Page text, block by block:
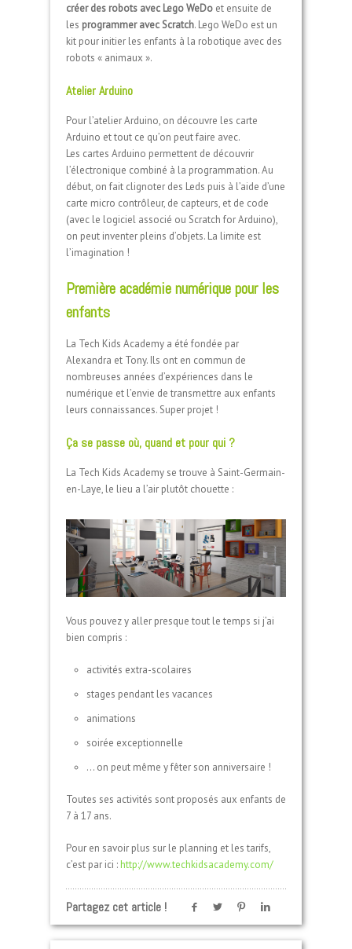
créer des robots avec Lego WeDo et ensuite de
les programmer avec Scratch. Lego WeDo est un
kit pour initier les enfants à la robotique avec des
robots « animaux ».
Atelier Arduino
Pour l’atelier Arduino, on découvre les carte
Arduino et tout ce qu’on peut faire avec.
Les cartes Arduino permettent de découvrir
l’électronique combiné à la programmation. Au
début, on fait clignoter des Leds puis à l’aide d’une
carte micro contrôleur, de capteurs, et de code
(avec le logiciel associé ou Scratch for Arduino),
on peut inventer pleins d’objets. La limite est
l’imagination !
Première académie numérique pour les
enfants
La Tech Kids Academy a été fondée par
Alexandra et Tony. Ils ont en commun de
nombreuses années d’expériences dans le
numérique et l’envie de transmettre aux enfants
leurs connaissances. Super projet !
Ça se passe où, quand et pour qui ?
La Tech Kids Academy se trouve à Saint-Germain-
en-Laye, le lieu a l’air plutôt chouette :
Vous pouvez y aller presque tout le temps si j’ai
bien compris :
activités extra-scolaires
stages pendant les vacances
animations
soirée exceptionnelle
… on peut même y fêter son anniversaire !
Toutes ses activités sont proposés aux enfants de
7 à 17 ans.
Pour en savoir plus sur le planning et les tarifs,
c’est par ici :http://www.techkidsacademy.com/
Partagez cet article !